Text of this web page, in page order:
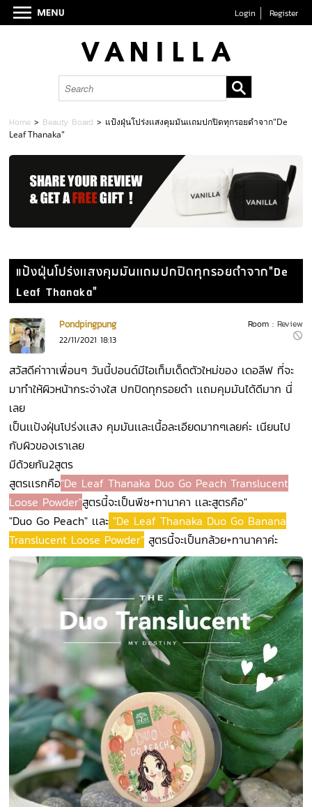
Login Register
Home > Beauty Board > แป้งฝุ่นโปร่งเเสงคุมมันเเถมปกปิดทุกรอยดำจาก"De
Leaf Thanaka"
แป้งฝุ่นโปร่งเเสงคุมมันเเถมปกปิดทุกรอยดำจาก"De
Leaf Thanaka"
Room : Review
Pondpingpung
22/11/2021 18:13
สวัสดีค่าาาเพื่อนๆ วันนี้ปอนด์มีไอเท็มเด็ดตัวใหม่ของ เดอลีฟ ที่จะ
มาทำให้ผิวหน้ากระจ่างใส ปกปิดทุกรอยดำ เเถมคุมมันได้ดีมาก นี่
เลย
เป็นเเป้งฝุ่นโปร่งเเสง คุมมันเเละเนื้อละเอียดมากๆเลยค่ะ เนียนไป
กับผิวของเราเลย
มีด้วยกัน2สูตร
สูตรเเรกคือ"De Leaf Thanaka Duo Go Peach Translucent
Loose Powder"สูตรนี้จะเป็นพีช+ทานาคา เเละสูตรคือ"
"Duo Go Peach" เเละ "De Leaf Thanaka Duo Go Banana
Translucent Loose Powder" สูตรนี้จะเป็นกล้วย+ทานาคาค่ะ